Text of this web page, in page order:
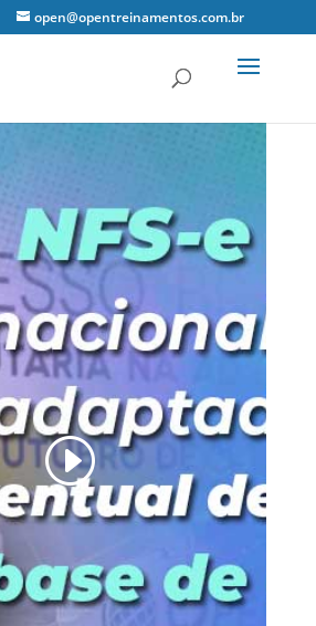
open@opentreinamentos.com.br